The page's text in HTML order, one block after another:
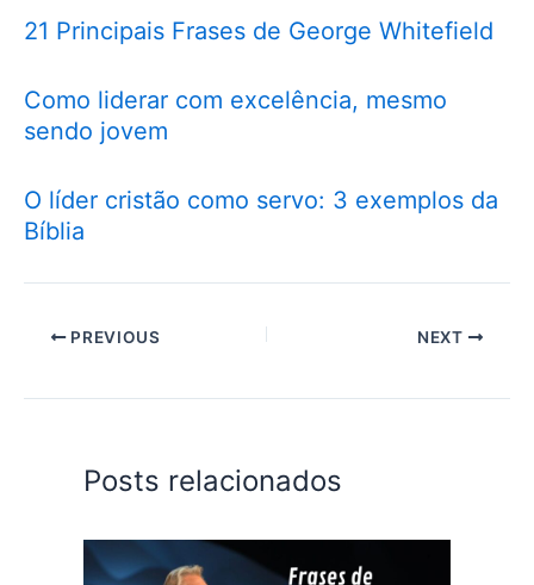
21 Principais Frases de George Whitefield
Como liderar com excelência, mesmo
sendo jovem
O líder cristão como servo: 3 exemplos da
Bíblia
PREVIOUS NEXT
Posts relacionados